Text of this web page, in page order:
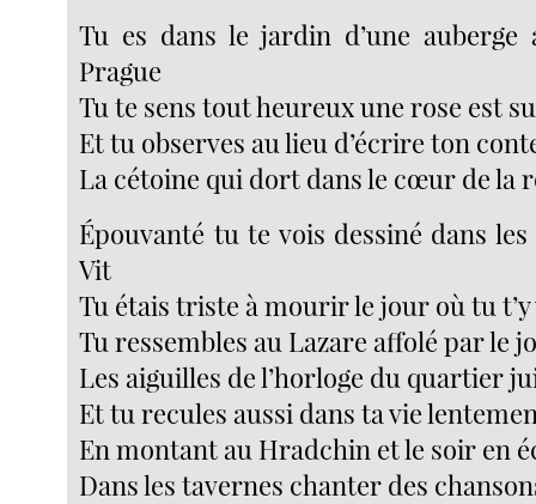
Tu es dans le jardin d’une auberge
Prague
Tu te sens tout heureux une rose est
Et tu observes au lieu d’écrire ton
La cétoine qui dort dans le cœur de la
Épouvanté tu te vois dessiné dans
Vit
Tu étais triste à mourir le jour où tu t’y
Tu ressembles au Lazare affolé par le
Les aiguilles de l’horloge du quartier
Et tu recules aussi dans ta vie
En montant au Hradchin et le soir en
Dans les tavernes chanter des